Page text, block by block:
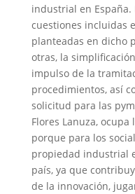
industrial en España.
cuestiones incluidas
planteadas en dicho
otras, la
impulso de la
procedimientos, así
solicitud para las
Flores Lanuza,
porque para los
propiedad industrial
país, ya que
de la innovación,